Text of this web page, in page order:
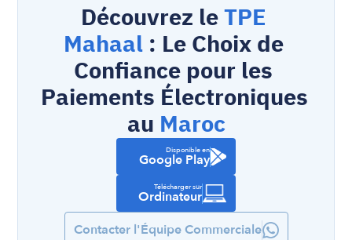
Découvrez le TPE
Mahaal : Le Choix de
Confiance pour les
Paiements Électroniques
au Maroc
Disponible en
Google Play
Télécharger sur
Ordinateur
Contacter l'Équipe Commerciale